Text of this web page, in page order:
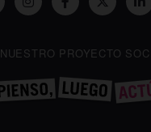
NUESTRO PROYECTO